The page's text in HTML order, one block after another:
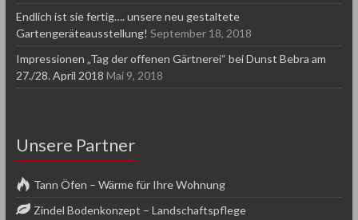
Endlich ist sie fertig…. unsere neu gestaltete
Gartengeräteausstellung! September 18, 2018
Impressionen „Tag der offenen Gärtnerei“ bei Dunst Bebra am
27./28. April 2018 Mai 9, 2018
Unsere Partner
Tann Öfen – Wärme für Ihre Wohnung
Zindel Bodenkonzept – Landschaftspflege